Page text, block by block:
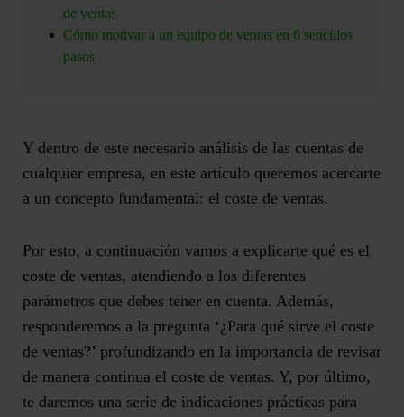
de ventas
Cómo motivar a un equipo de ventas en 6 sencillos
pasos
Y dentro de este necesario análisis de las cuentas de
cualquier empresa, en este artículo queremos acercarte
a un concepto fundamental: el coste de ventas.
Por esto, a continuación vamos a explicarte qué es el
coste de ventas, atendiendo a los diferentes
parámetros que debes tener en cuenta. Además,
responderemos a la pregunta ‘¿Para qué sirve el coste
de ventas?’ profundizando en la importancia de revisar
de manera continua el coste de ventas. Y, por último,
te daremos una serie de indicaciones prácticas para